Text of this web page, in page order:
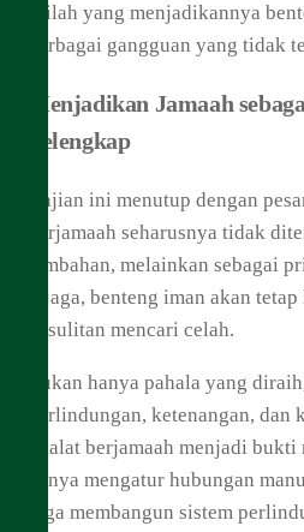
Inilah yang menjadikannya
berbagai gangguan yang tidak
Menjadikan Jamaah
Pelengkap
Kajian ini menutup dengan
berjamaah seharusnya tidak
tambahan, melainkan sebagai
dijaga, benteng iman akan
kesulitan mencari celah.
Bukan hanya pahala yang
perlindungan, ketenangan,
Shalat berjamaah menjadi
hanya mengatur hubungan
juga membangun sistem